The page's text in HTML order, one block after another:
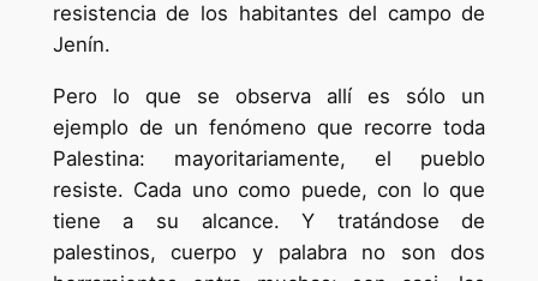
resistencia de los habitantes del campo de
Jenín.
Pero lo que se observa allí es sólo un
ejemplo de un fenómeno que recorre toda
Palestina: mayoritariamente, el pueblo
resiste. Cada uno como puede, con lo que
tiene a su alcance. Y tratándose de
palestinos, cuerpo y palabra no son dos